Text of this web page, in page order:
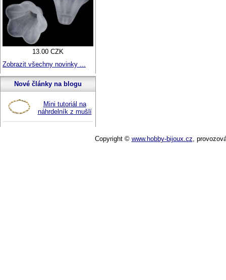
13.00 CZK
Zobrazit všechny novinky ...
Nové články na blogu
Mini tutoriál na
náhrdelník z mušlí
Copyright © www.hobby-bijoux.cz